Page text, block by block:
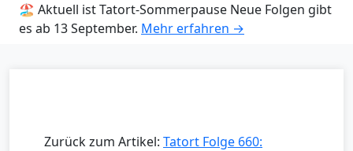
🏖️ Aktuell ist Tatort-Sommerpause Neue Folgen gibt
es ab 13 September. Mehr erfahren →
Zurück zum Artikel: Tatort Folge 660: